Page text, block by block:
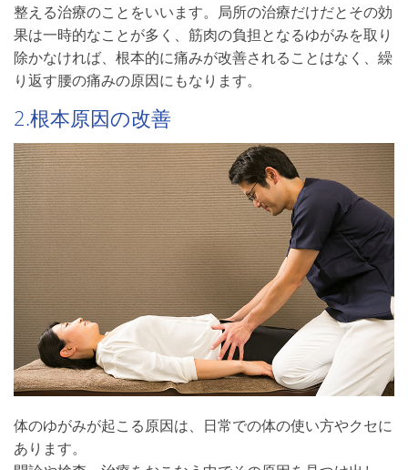
整える治療のことをいいます。局所の治療だけだとその効
果は一時的なことが多く、筋肉の負担となるゆがみを取り
除かなければ、根本的に痛みが改善されることはなく、繰
り返す腰の痛みの原因にもなります。
2.根本原因の改善
体のゆがみが起こる原因は、日常での体の使い方やクセに
あります。